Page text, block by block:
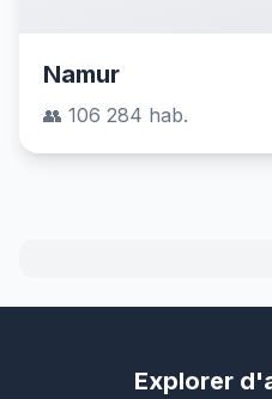
Namur
👥 106 284 hab.
Explorer